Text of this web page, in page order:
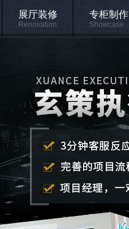
展厅装修
Renovation
专柜制作
Showcase